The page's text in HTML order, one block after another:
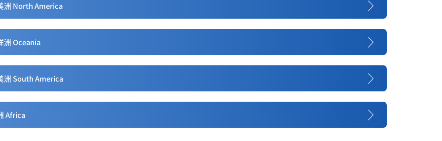
洲 North America
洲 Oceania
洲 South America
Africa